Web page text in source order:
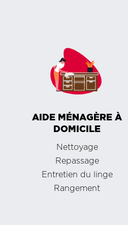
AIDE MÉNAGÈRE À
DOMICILE
Nettoyage
Repassage
Entretien du linge
Rangement